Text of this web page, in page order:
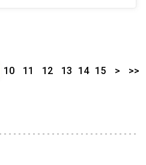
10 11 12 13 14 15 > >>